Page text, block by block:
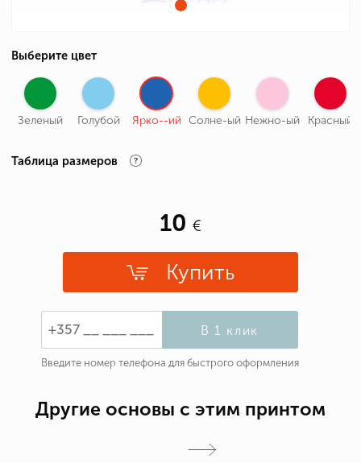
10
Купить
В 1 клик
Введите номер телефона для быстрого оформления
Выберите цвет
Зеленый Голубой Ярко--ий Солне-ый Нежно-ый Красный
Таблица размеров
Другие основы с этим принтом